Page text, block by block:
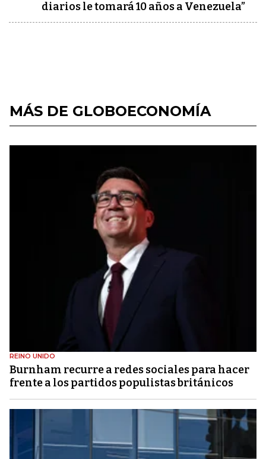
diarios le tomará 10 años a Venezuela”
MÁS DE GLOBOECONOMÍA
REINO UNIDO
Burnham recurre a redes sociales para hacer
frente a los partidos populistas británicos